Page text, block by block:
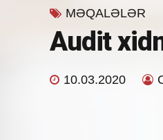
MƏQALƏLƏR
Audit
10.03.2020